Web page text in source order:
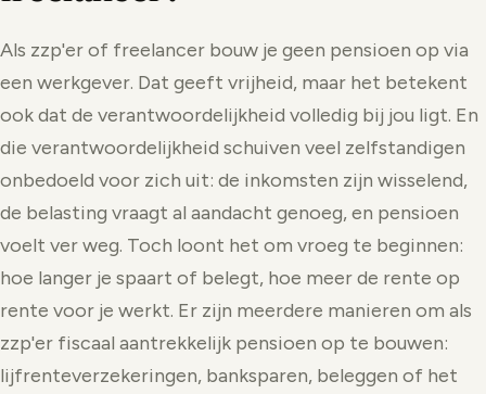
Als zzp'er of freelancer bouw je geen pensioen op via
een werkgever. Dat geeft vrijheid, maar het betekent
ook dat de verantwoordelijkheid volledig bij jou ligt. En
die verantwoordelijkheid schuiven veel zelfstandigen
onbedoeld voor zich uit: de inkomsten zijn wisselend,
de belasting vraagt al aandacht genoeg, en pensioen
voelt ver weg. Toch loont het om vroeg te beginnen:
hoe langer je spaart of belegt, hoe meer de rente op
rente voor je werkt. Er zijn meerdere manieren om als
zzp'er fiscaal aantrekkelijk pensioen op te bouwen:
lijfrenteverzekeringen, banksparen, beleggen of het